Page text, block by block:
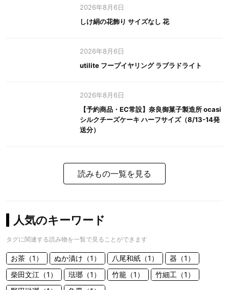
2026年8月6日
しけ絹の花飾り サイズなし 花
2026年8月6日
utilite フープイヤリング ラブラドライト
2026年8月6日
【予約商品・EC常設】奈良御菓子製造所 ocasi
シルクチーズケーキ ハーフサイズ（8/13-14発
送分）
読みもの一覧を見る
人気のキーワード
タグに関連する読み物を一覧で見ることができます
お茶（1） ぬか漬け（1） 八尾和紙（1）
器（1）
柴田文江（1）
琺瑯（1） 竹籠（1）
竹細工（1）